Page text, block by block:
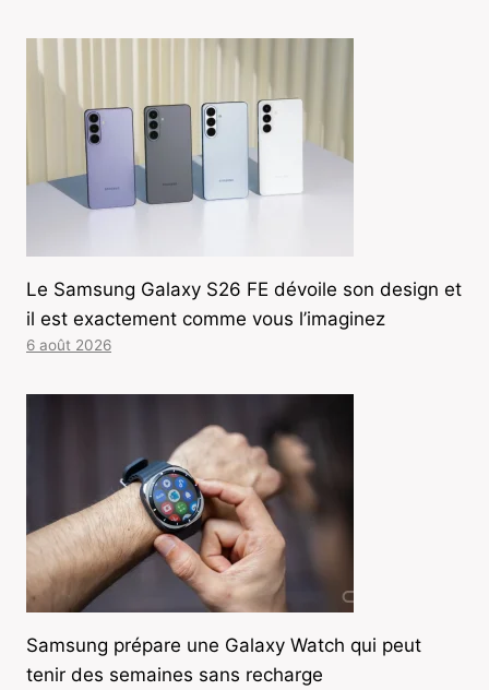
Le Samsung Galaxy S26 FE dévoile son design et
il est exactement comme vous l’imaginez
6 août 2026
Samsung prépare une Galaxy Watch qui peut
tenir des semaines sans recharge